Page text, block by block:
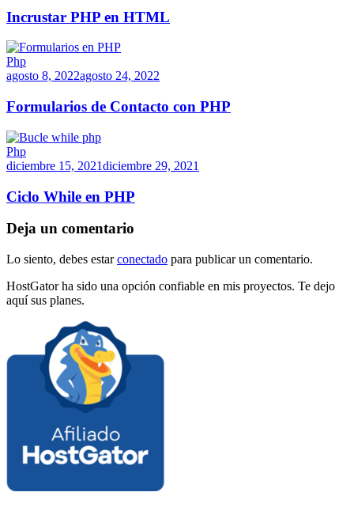
Incrustar PHP en HTML
Php
agosto 8, 2022agosto 24, 2022
Formularios de Contacto con PHP
Php
diciembre 15, 2021diciembre 29, 2021
Ciclo While en PHP
Deja un comentario
Lo siento, debes estarconectado para publicar un comentario.
HostGator ha sido una opción confiable en mis proyectos. Te dejo
aquí sus planes.